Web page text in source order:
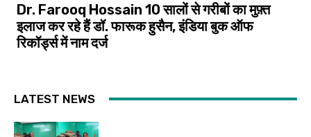
Dr. Farooq Hossain 10 सालों से गरीबों का मुफ़्त
इलाज कर रहे हैं डॉ. फारूक हुसैन, इंडिया बुक ऑफ
रिकॉर्ड्स में नाम दर्ज
LATEST NEWS